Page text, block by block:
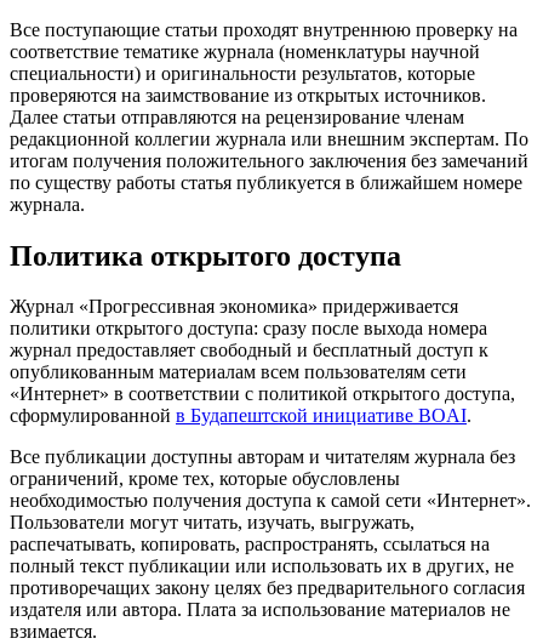
Все поступающие статьи проходят внутреннюю проверку на
соответствие тематике журнала (номенклатуры научной
специальности) и оригинальности результатов, которые
проверяются на заимствование из открытых источников.
Далее статьи отправляются на рецензирование членам
редакционной коллегии журнала или внешним экспертам. По
итогам получения положительного заключения без замечаний
по существу работы статья публикуется в ближайшем номере
журнала.
Политика открытого доступа
Журнал «Прогрессивная экономика» придерживается
политики открытого доступа: сразу после выхода номера
журнал предоставляет свободный и бесплатный доступ к
опубликованным материалам всем пользователям сети
«Интернет» в соответствии с политикой открытого доступа,
сформулированной в Будапештской инициативе BOAI.
Все публикации доступны авторам и читателям журнала без
ограничений, кроме тех, которые обусловлены
необходимостью получения доступа к самой сети «Интернет».
Пользователи могут читать, изучать, выгружать,
распечатывать, копировать, распространять, ссылаться на
полный текст публикации или использовать их в других, не
противоречащих закону целях без предварительного согласия
издателя или автора. Плата за использование материалов не
взимается.